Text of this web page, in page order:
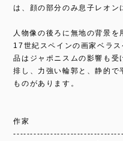
は、顔の部分のみ息子レオン
人物像の後ろに無地の背景を
17世紀スペインの画家ベラ
品はジャポニスムの影響も受
排し、力強い輪郭と、静的で
ものがあります。
作家